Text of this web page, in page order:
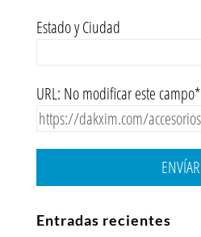
Estado y Ciudad
URL: No modificar este campo*
ENVÍAR
Entradas recientes